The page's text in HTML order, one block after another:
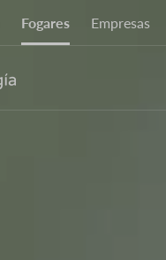
Fogares Empresas